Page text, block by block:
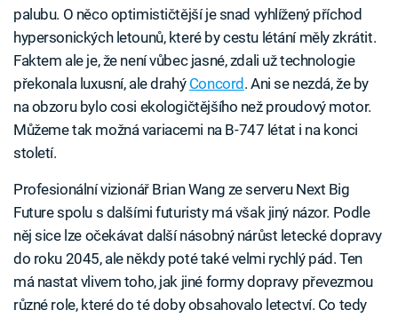
palubu. O něco optimističtější je snad vyhlížený příchod
hypersonických letounů, které by cestu létání měly zkrátit.
Faktem ale je, že není vůbec jasné, zdali už technologie
překonala luxusní, ale drahý Concord . Ani se nezdá, že by
na obzoru bylo cosi ekologičtějšího než proudový motor.
Můžeme tak možná variacemi na B-747 létat i na konci
století.
Profesionální vizionář Brian Wang ze serveru Next Big
Future spolu s dalšími futuristy má však jiný názor. Podle
něj sice lze očekávat další násobný nárůst letecké dopravy
do roku 2045, ale někdy poté také velmi rychlý pád. Ten
má nastat vlivem toho, jak jiné formy dopravy převezmou
různé role, které do té doby obsahovalo letectví. Co tedy